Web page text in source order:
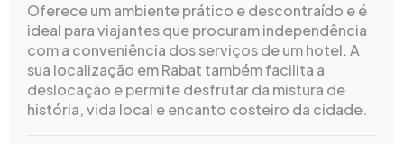
Oferece um ambiente prático e descontraído e é
ideal para viajantes que procuram independência
com a conveniência dos serviços de um hotel. A
sua localização em Rabat também facilita a
deslocação e permite desfrutar da mistura de
história, vida local e encanto costeiro da cidade.